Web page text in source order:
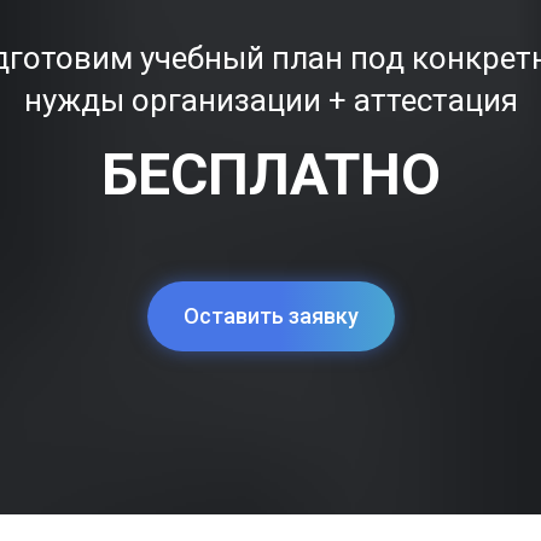
учебный план под
нужды организации + аттестация
БЕСПЛАТНО
Оставить заявку